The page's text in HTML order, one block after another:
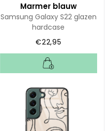
Marmer blauw
Samsung Galaxy S22 glazen
hardcase
€22,95